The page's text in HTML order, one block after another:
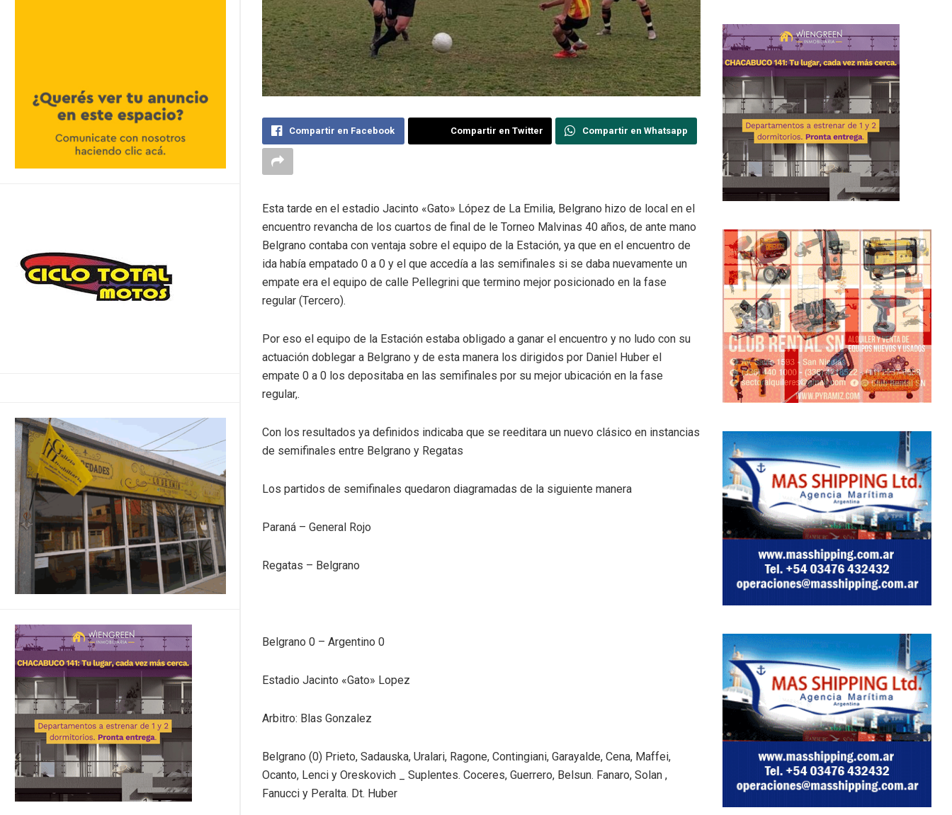
Compartir en Facebook Compartir en Twitter Compartir en Whatsapp
Esta tarde en el estadio Jacinto «Gato» López de La Emilia, Belgrano hizo de local en el
encuentro revancha de los cuartos de final de le Torneo Malvinas 40 años, de ante mano
Belgrano contaba con ventaja sobre el equipo de la Estación, ya que en el encuentro de
ida había empatado 0 a 0 y el que accedía a las semifinales si se daba nuevamente un
empate era el equipo de calle Pellegrini que termino mejor posicionado en la fase
regular (Tercero).
Por eso el equipo de la Estación estaba obligado a ganar el encuentro y no ludo con su
actuación doblegar a Belgrano y de esta manera los dirigidos por Daniel Huber el
empate 0 a 0 los depositaba en las semifinales por su mejor ubicación en la fase
regular,.
Con los resultados ya definidos indicaba que se reeditara un nuevo clásico en instancias
de semifinales entre Belgrano y Regatas
Los partidos de semifinales quedaron diagramadas de la siguiente manera
Paraná – General Rojo
Regatas – Belgrano
Belgrano 0 – Argentino 0
Estadio Jacinto «Gato» Lopez
Arbitro: Blas Gonzalez
Belgrano (0) Prieto, Sadauska, Uralari, Ragone, Contingiani, Garayalde, Cena, Maffei,
Ocanto, Lenci y Oreskovich _ Suplentes. Coceres, Guerrero, Belsun. Fanaro, Solan ,
Fanucci y Peralta. Dt. Huber